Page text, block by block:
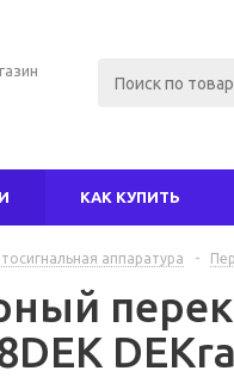
КАК КУПИТЬ
аппаратура -